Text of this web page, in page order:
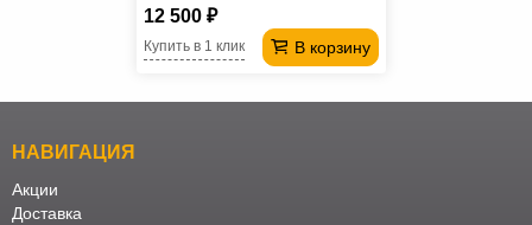
12 500 ₽
В корзину
Купить в 1 клик
НАВИГАЦИЯ
Акции
Доставка